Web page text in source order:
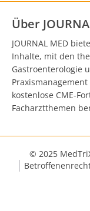
Über
JOURNAL MED
Inhalte, mit den
Gastroenterologie
kostenlose CME-
Facharztthemen
© 2025